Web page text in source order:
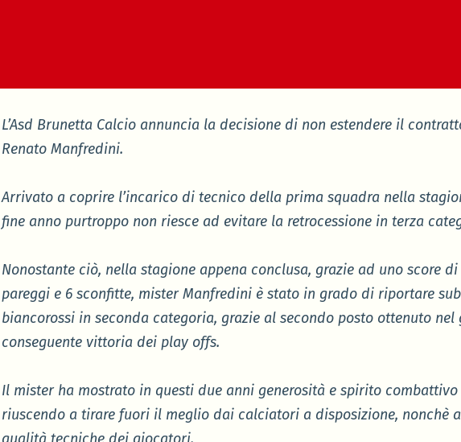
L’Asd Brunetta Calcio annuncia la decisione di non estendere il
Renato Manfredini.
Arrivato a coprire l’incarico di tecnico della prima squadra nella
fine anno purtroppo non riesce ad evitare la retrocessione in terza
Nonostante ciò, nella stagione appena conclusa, grazie ad uno score
pareggi e 6 sconfitte, mister Manfredini è stato in grado di riportare
biancorossi in seconda categoria, grazie al secondo posto ottenuto nel
conseguente vittoria dei play offs.
Il mister ha mostrato in questi due anni generosità e spirito
riuscendo a tirare fuori il meglio dai calciatori a disposizione, nonchè
qualità tecniche dei giocatori.